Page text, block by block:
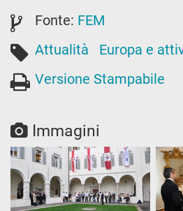
Fonte: FEM
Attualità
Europa e
Versione Stampabile
Immagini